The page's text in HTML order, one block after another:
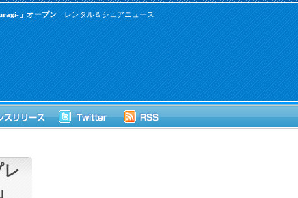
レンタル＆シェアニュース
」オープン